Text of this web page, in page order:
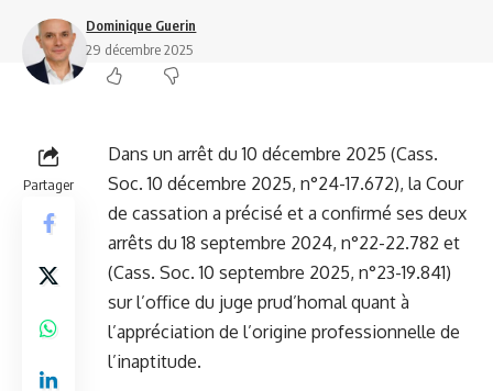
Dominique Guerin
29 décembre 2025
Partager
Dans un arrêt du 10 décembre 2025 (Cass.
Soc. 10 décembre 2025, n°24-17.672), la Cour
de cassation a précisé et a confirmé ses deux
arrêts du 18 septembre 2024, n°22-22.782 et
(Cass. Soc. 10 septembre 2025, n°23-19.841)
sur l’office du juge prud’homal quant à
l’appréciation de l’origine professionnelle de
l’inaptitude.